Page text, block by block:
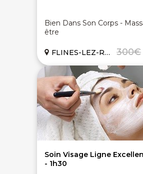
Bien Dans Son Corps -
être
300€
FLINES-LEZ-RACHES (59)
Soin Visage Ligne
- 1h30
On